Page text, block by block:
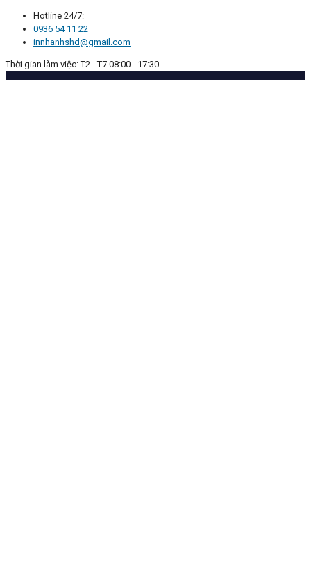
Hotline 24/7:
0936 54 11 22
innhanhshd@gmail.com
Thời gian làm việc: T2 - T7 08:00 - 17:30